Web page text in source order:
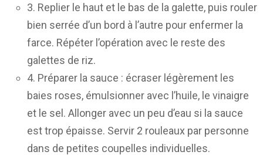
3. Replier le haut et le bas de la galette, puis rouler
bien serrée d’un bord à l’autre pour enfermer la
farce. Répéter l’opération avec le reste des
galettes de riz.
4. Préparer la sauce : écraser légèrement les
baies roses, émulsionner avec l’huile, le vinaigre
et le sel. Allonger avec un peu d’eau si la sauce
est trop épaisse. Servir 2 rouleaux par personne
dans de petites coupelles individuelles.